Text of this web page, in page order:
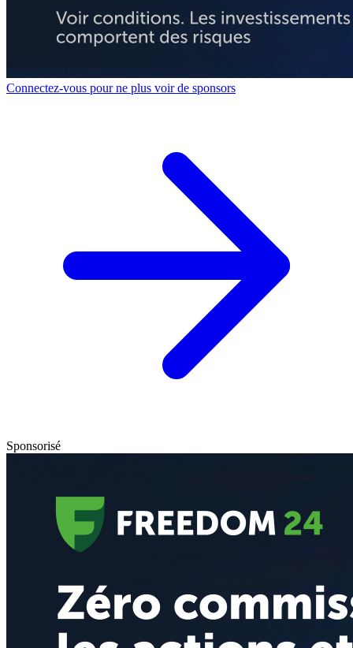
Connectez-vous pour ne plus voir de sponsors
Sponsorisé